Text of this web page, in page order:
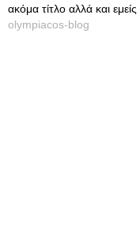
ακόμα τίτλο αλλά και
olympiacos-blog